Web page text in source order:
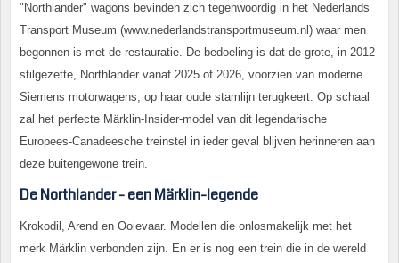
"Northlander" wagons bevinden zich tegenwoordig in het Nederlands
Transport Museum (www.nederlandstransportmuseum.nl) waar men
begonnen is met de restauratie. De bedoeling is dat de grote, in 2012
stilgezette, Northlander vanaf 2025 of 2026, voorzien van moderne
Siemens motorwagens, op haar oude stamlijn terugkeert. Op schaal
zal het perfecte Märklin-Insider-model van dit legendarische
Europees-Canadeesche treinstel in ieder geval blijven herinneren aan
deze buitengewone trein.
De Northlander - een Märklin-legende
Krokodil, Arend en Ooievaar. Modellen die onlosmakelijk met het
merk Märklin verbonden zijn. En er is nog een trein die in de wereld